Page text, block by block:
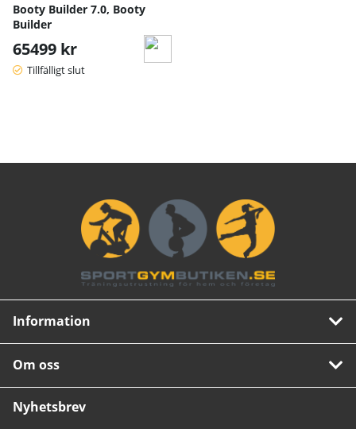
Booty Builder 7.0, Booty
Builder
65499 kr
Tillfälligt slut
Information
Om oss
Nyhetsbrev